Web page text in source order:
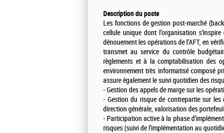
Description du poste
Les fonctions de gestion post-marché
cellule unique dont l’organisation
dénouement les opérations de l’AFT, en
transmet au service du contrôle
règlements et à la comptabilisation des
environnement très informatisé composé
assure également le suivi quotidien des
- Gestion des appels de marge sur les
- Gestion du risque de contrepartie sur
direction générale, valorisation des
- Participation active à la phase
risques (suivi de l’implémentation au